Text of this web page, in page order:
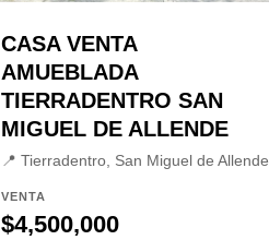
CASA VENTA
AMUEBLADA
TIERRADENTRO SAN
MIGUEL DE ALLENDE
📍 Tierradentro, San Miguel de Allende
VENTA
$4,500,000